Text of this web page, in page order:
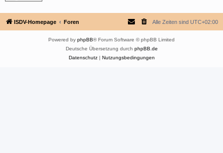
ISDV-Homepage Foren Alle Zeiten sind UTC+02:00
Powered by phpBB® Forum Software © phpBB Limited
Deutsche Übersetzung durch phpBB.de
Datenschutz| Nutzungsbedingungen